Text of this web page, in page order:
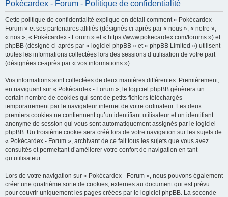
Pokécardex - Forum - Politique de confidentialité
Cette politique de confidentialité explique en détail comment « Pokécardex -
Forum » et ses partenaires affiliés (désignés ci-après par « nous », « notre »,
« nos », « Pokécardex - Forum » et « https://www.pokecardex.com/forums ») et
phpBB (désigné ci-après par « logiciel phpBB » et « phpBB Limited ») utilisent
toutes les informations collectées lors des sessions d’utilisation de votre part
(désignées ci-après par « vos informations »).
Vos informations sont collectées de deux manières différentes. Premièrement,
en naviguant sur « Pokécardex - Forum », le logiciel phpBB génèrera un
certain nombre de cookies qui sont de petits fichiers téléchargés
temporairement par le navigateur internet de votre ordinateur. Les deux
premiers cookies ne contiennent qu’un identifiant utilisateur et un identifiant
anonyme de session qui vous sont automatiquement assignés par le logiciel
phpBB. Un troisième cookie sera créé lors de votre navigation sur les sujets de
« Pokécardex - Forum », archivant de ce fait tous les sujets que vous avez
consultés et permettant d’améliorer votre confort de navigation en tant
qu’utilisateur.
Lors de votre navigation sur « Pokécardex - Forum », nous pouvons également
créer une quatrième sorte de cookies, externes au document qui est prévu
pour couvrir uniquement les pages créées par le logiciel phpBB. La seconde